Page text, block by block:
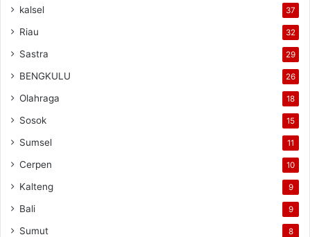
kalsel 37
Riau 32
Sastra 29
BENGKULU 26
Olahraga 18
Sosok 15
Sumsel 11
Cerpen 10
Kalteng 9
Bali 9
Sumut 8